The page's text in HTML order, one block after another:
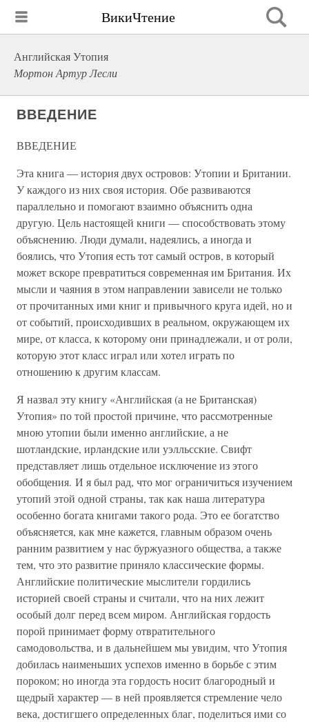
ВикиЧтение
Английская Утопия
Мортон Артур Лесли
ВВЕДЕНИЕ
ВВЕДЕНИЕ
Эта книга — история двух островов: Утопии и Британии.
У каждого из них своя история. Обе развиваются
параллельно и помогают взаимно объяснить одна
другую. Цель настоящей книги — способствовать этому
объяснению. Люди думали, надеялись, а иногда и
боялись, что Утопия есть тот самый остров, в который
может вскоре превратиться современная им Британия. Их
мысли и чаяния в этом направлении зависели не только
от прочитанных ими книг и привычного круга идей, но и
от событий, происходивших в реальном, окружающем их
мире, от класса, к которому они принадлежали, и от роли,
которую этот класс играл или хотел играть по
отношению к другим классам.
Я назвал эту книгу «Английская (а не Британская)
Утопия» по той простой причине, что рассмотренные
мною утопии были именно английские, а не
шотландские, ирландские или уэлльсские. Свифт
представляет лишь отдельное исключение из этого
обобщения. И я был рад, что мог ограничиться изучением
утопий этой одной страны, так как наша литература
особенно богата книгами такого рода. Это ее богатство
объясняется, как мне кажется, главным образом очень
ранним развитием у нас буржуазного общества, а также
тем, что это развитие приняло классические формы.
Английские политические мыслители гордились
историей своей страны и считали, что на них лежит
особый долг перед всем миром. Английская гордость
порой принимает форму отвратительного
самодовольства, и в дальнейшем мы увидим, что Утопия
добилась наименьших успехов именно в борьбе с этим
пороком; но иногда эта гордость носит благородный и
щедрый характер — в ней проявляется стремление чело
века, достигшего определенных благ, поделиться ими со